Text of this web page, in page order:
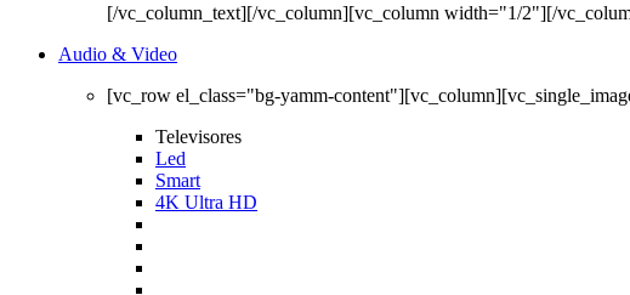
[/vc_column_text][/vc_column][vc_column width="1/2"][/
Audio & Video
[vc_row el_class="bg-yamm-
Televisores
Led
Smart
4K Ultra HD